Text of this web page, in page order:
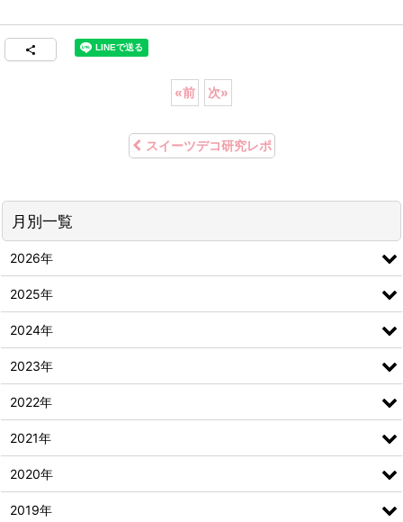
«前 次»
スイーツデコ研究レポ
月別一覧
2026年
2025年
2024年
2023年
2022年
2021年
2020年
2019年